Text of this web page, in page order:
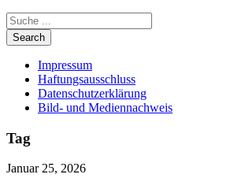
Impressum
Haftungsausschluss
Datenschutzerklärung
Bild- und Mediennachweis
Tag
Januar 25, 2026